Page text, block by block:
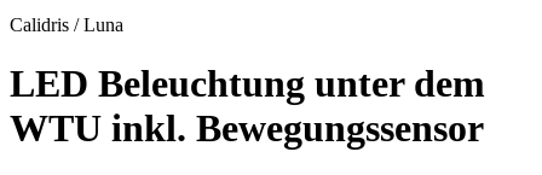
Calidris / Luna
LED Beleuchtung unter dem
WTU inkl. Bewegungssensor